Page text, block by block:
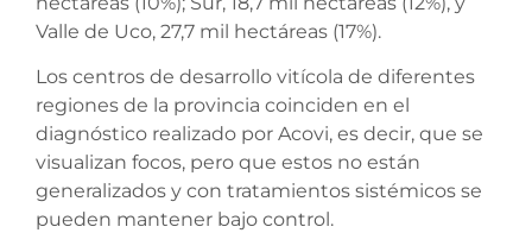
Valle de Uco, 27,7 mil hectáreas (17%).
Los centros de desarrollo vitícola de diferentes
regiones de la provincia coinciden en el
diagnóstico realizado por Acovi, es decir, que se
visualizan focos, pero que estos no están
generalizados y con tratamientos sistémicos se
pueden mantener bajo control.